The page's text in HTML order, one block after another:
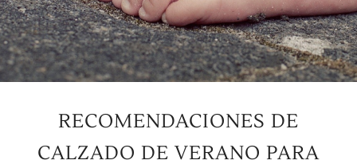
RECOMENDACIONES DE
CALZADO DE VERANO PARA